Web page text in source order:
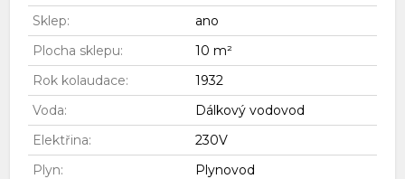
Sklep:
ano
Plocha sklepu:
10 m²
Rok kolaudace:
1932
Voda:
Dálkový vodovod
Elektřina:
230V
Plyn:
Plynovod